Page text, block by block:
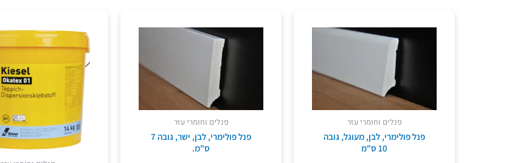
פנלים וחומרי עזר
פנל פולימרי, לבן, מעוגל, גובה
10 ס"מ
פנלים וחומרי עזר
פנל פולימרי, לבן, ישר, גובה 7
ס"מ.